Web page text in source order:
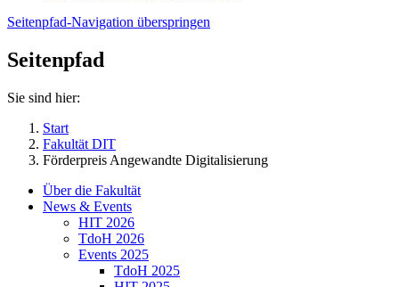
Seitenpfad-Navigation überspringen
Seitenpfad
Sie sind hier:
Start
Fakultät DIT
Förderpreis Angewandte Digitalisierung
Über die Fakultät
News & Events
HIT 2026
TdoH 2026
Events 2025
TdoH 2025